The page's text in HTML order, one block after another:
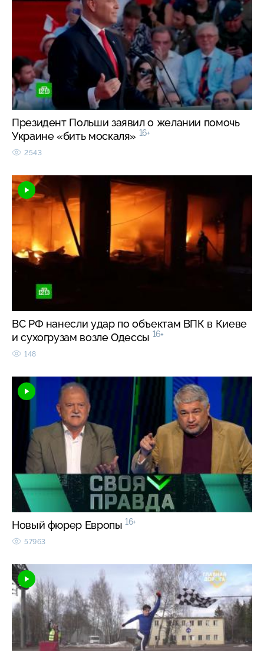
Президент Польши заявил о желании помочь
Украине «бить москаля» 16+
2543
ВС РФ нанесли удар по объектам ВПК в Киеве
и сухогрузам возле Одессы 16+
148
Новый фюрер Европы 16+
57963